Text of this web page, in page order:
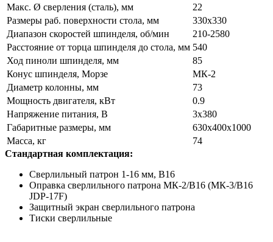
Макс. Ø сверления (сталь), мм
22
Размеры раб. поверхности стола, мм
330х330
Диапазон скоростей шпинделя, об/мин
210-2580
Расстояние от торца шпинделя до стола, мм 540
Ход пиноли шпинделя, мм
85
Конус шпинделя, Морзе
МК-2
Диаметр колонны, мм
73
Мощность двигателя, кВт
0.9
Напряжение питания, В
3x380
Габаритные размеры, мм
630х400х1000
Масса, кг
74
Стандартная комплектация:
Сверлильный патрон 1-16 мм, В16
Оправка сверлильного патрона МК-2/В16 (МК-3/В16
JDP-17F)
Защитный экран сверлильного патрона
Тиски сверлильные